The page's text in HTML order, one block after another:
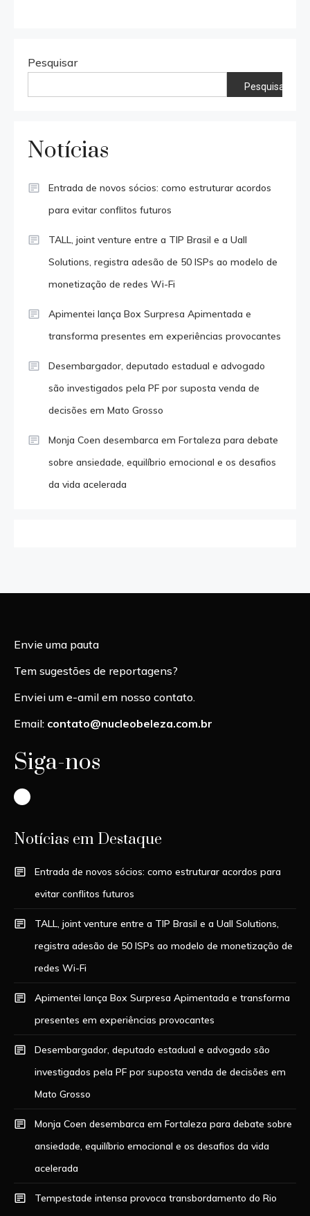
Pesquisar
Pesquisar
Notícias
Entrada de novos sócios: como estruturar acordos
para evitar conflitos futuros
TALL, joint venture entre a TIP Brasil e a Uall
Solutions, registra adesão de 50 ISPs ao modelo de
monetização de redes Wi-Fi
Apimentei lança Box Surpresa Apimentada e
transforma presentes em experiências provocantes
Desembargador, deputado estadual e advogado
são investigados pela PF por suposta venda de
decisões em Mato Grosso
Monja Coen desembarca em Fortaleza para debate
sobre ansiedade, equilíbrio emocional e os desafios
da vida acelerada
Envie uma pauta
Tem sugestões de reportagens?
Enviei um e-amil em nosso contato.
Email: contato@nucleobeleza.com.br
Siga-nos
Instagram
Notícias em Destaque
Entrada de novos sócios: como estruturar acordos para
evitar conflitos futuros
TALL, joint venture entre a TIP Brasil e a Uall Solutions,
registra adesão de 50 ISPs ao modelo de monetização de
redes Wi-Fi
Apimentei lança Box Surpresa Apimentada e transforma
presentes em experiências provocantes
Desembargador, deputado estadual e advogado são
investigados pela PF por suposta venda de decisões em
Mato Grosso
Monja Coen desembarca em Fortaleza para debate sobre
ansiedade, equilíbrio emocional e os desafios da vida
acelerada
Tempestade intensa provoca transbordamento do Rio